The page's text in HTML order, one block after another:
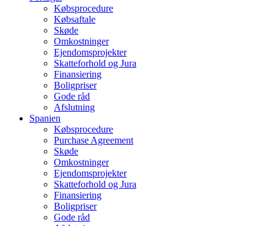
Købsprocedure
Købsaftale
Skøde
Omkostninger
Ejendomsprojekter
Skatteforhold og Jura
Finansiering
Boligpriser
Gode råd
Afslutning
Spanien
Købsprocedure
Purchase Agreement
Skøde
Omkostninger
Ejendomsprojekter
Skatteforhold og Jura
Finansiering
Boligpriser
Gode råd